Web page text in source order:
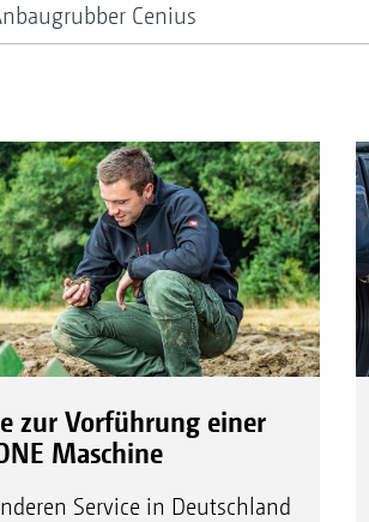
Cenius
zur Vorführung einer
Maschine
Service in Deutschland